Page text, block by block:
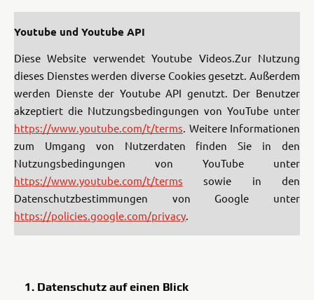
Youtube und Youtube API
Diese Website verwendet Youtube Videos.Zur Nutzung
dieses Dienstes werden diverse Cookies gesetzt. Außerdem
werden Dienste der Youtube API genutzt. Der Benutzer
akzeptiert die Nutzungsbedingungen von YouTube unter
https://www.youtube.com/t/terms. Weitere Informationen
zum Umgang von Nutzerdaten finden Sie in den
Nutzungsbedingungen von YouTube unter
https://www.youtube.com/t/terms sowie in den
Datenschutzbestimmungen von Google unter
https://policies.google.com/privacy.
1. Datenschutz auf einen Blick